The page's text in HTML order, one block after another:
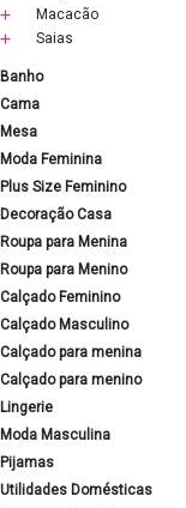
Macacão
Saias
Banho
Cama
Mesa
Moda Feminina
Plus Size Feminino
Decoração Casa
Roupa para Menina
Roupa para Menino
Calçado Feminino
Calçado Masculino
Calçado para menina
Calçado para menino
Lingerie
Moda Masculina
Pijamas
Utilidades Domésticas